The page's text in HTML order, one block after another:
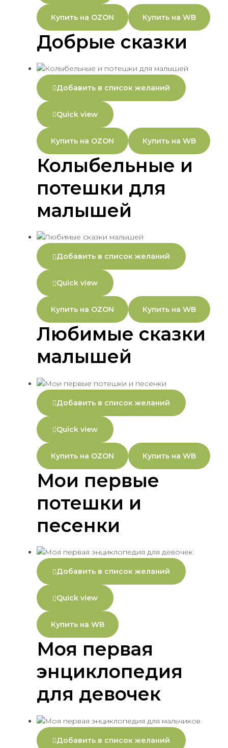
Купить на OZON Купить на WB
Добрые сказки
Добавить в список желаний
Quick view
Купить на OZON Купить на WB
Колыбельные и
потешки для
малышей
Добавить в список желаний
Quick view
Купить на OZON Купить на WB
Любимые сказки
малышей
Добавить в список желаний
Quick view
Купить на OZON Купить на WB
Мои первые
потешки и
песенки
Добавить в список желаний
Quick view
Купить на WB
Моя первая
энциклопедия
для девочек
Добавить в список желаний